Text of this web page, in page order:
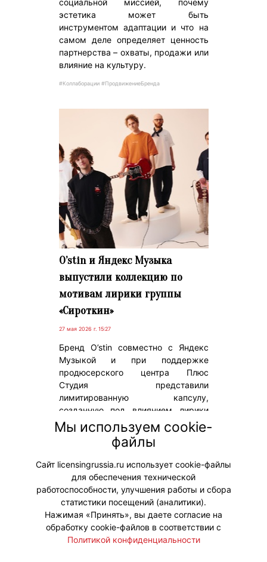
эстетика может быть
инструментом адаптации и что на
самом деле определяет ценность
партнерства – охваты, продажи или
влияние на культуру.
#Коллаборации #ПродвижениеБренда
O’stin и Яндекс Музыка
выпустили коллекцию по
мотивам лирики группы
«Сироткин»
27 мая 2026 г. 15:27
Бренд O’stin совместно с Яндекс
Музыкой и при поддержке
продюсерского центра Плюс
Студия представили
лимитированную капсулу,
созданную под влиянием лирики
группы «Сироткин». В основе
концепции – атмосфера лета,
фестивалей, вечернего города и
музыки в наушниках.
#Коллаборации
Мы используем cookie-
файлы
Сайт licensingrussia.ru использует cookie-файлы
для обеспечения технической
работоспособности, улучшения работы и сбора
статистики посещений (аналитики).
Нажимая «Принять», вы даете согласие на
обработку cookie-файлов в соответствии с
Политикой конфиденциальности